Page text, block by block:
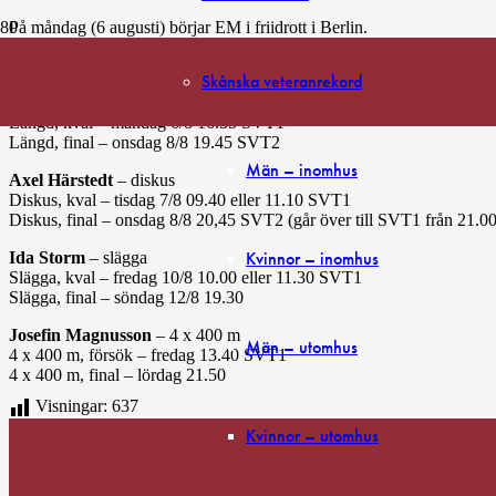
Skånska veteranrekord
Män – inomhus
Kvinnor – inomhus
Män – utomhus
Kvinnor – utomhus
På måndag (6 augusti) börjar EM i friidrott i Berlin.
Längd, kval – måndag 6/8 16.35 SVT1
Längd, final – onsdag 8/8 19.45 SVT2
Axel Härstedt – diskus
Diskus, kval – tisdag 7/8 09.40 eller 11.10 SVT1
Diskus, final – onsdag 8/8 20,45 SVT2 (går över till SVT1 från
Ida Storm – slägga
Slägga, kval – fredag 10/8 10.00 eller 11.30 SVT1
Slägga, final – söndag 12/8 19.30
Josefin Magnusson – 4 x 400 m
4 x 400 m, försök – fredag 13.40 SVT1
4 x 400 m, final – lördag 21.50
Visningar: 637